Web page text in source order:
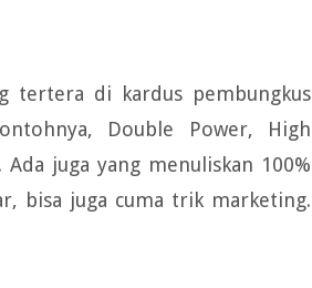
tertera di kardus pembungkus
Double Power, High
juga yang menuliskan 100%
bisa juga cuma trik marketing.